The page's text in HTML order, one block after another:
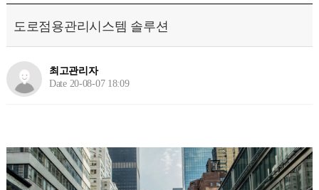
도로점용관리시스템 솔루션
최고관리자
Date 20-08-07 18:09